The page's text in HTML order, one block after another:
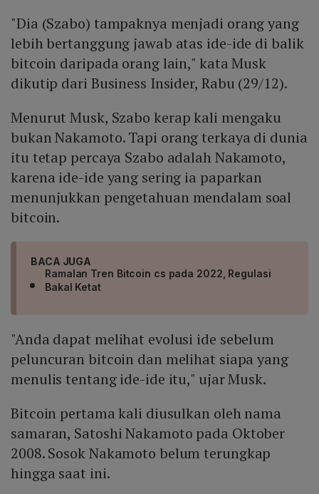
"Dia (Szabo) tampaknya menjadi orang yang
lebih bertanggung jawab atas ide-ide di balik
bitcoin daripada orang lain," kata Musk
dikutip dari Business Insider, Rabu (29/12).
Menurut Musk, Szabo kerap kali mengaku
bukan Nakamoto. Tapi orang terkaya di dunia
itu tetap percaya Szabo adalah Nakamoto,
karena ide-ide yang sering ia paparkan
menunjukkan pengetahuan mendalam soal
bitcoin.
BACA JUGA
Ramalan Tren Bitcoin cs pada 2022, Regulasi
Bakal Ketat
"Anda dapat melihat evolusi ide sebelum
peluncuran bitcoin dan melihat siapa yang
menulis tentang ide-ide itu," ujar Musk.
Bitcoin pertama kali diusulkan oleh nama
samaran, Satoshi Nakamoto pada Oktober
2008. Sosok Nakamoto belum terungkap
hingga saat ini.